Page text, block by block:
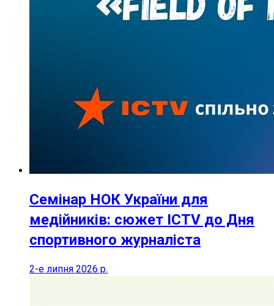
Семінар НОК України для
медійників: сюжет ICTV до Дня
спортивного журналіста
2-е липня 2026 р.